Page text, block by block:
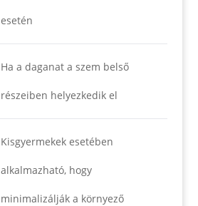
esetén
Ha a daganat a szem belső
részeiben helyezkedik el
Kisgyermekek esetében
alkalmazható, hogy
minimalizálják a környező